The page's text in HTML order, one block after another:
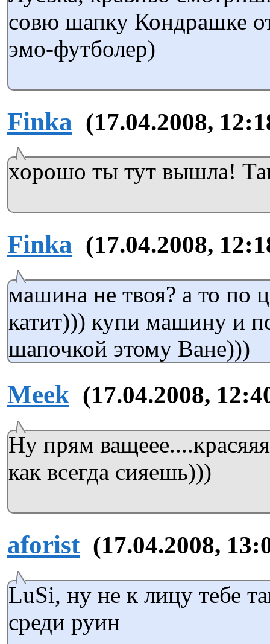
совю шапку Кондрашке
эмо-футболер)
Finka (17.04.2008,
хорошо ты тут вышла!
Finka (17.04.2008,
машина не твоя? а то по
катит))) купи машину и
шапочкой этому Ване)))
Meek (17.04.2008,
Ну прям
как всегда сияешь)))
aforist (17.04.2008,
LuSi, ну не к лицу тебе
среди руин